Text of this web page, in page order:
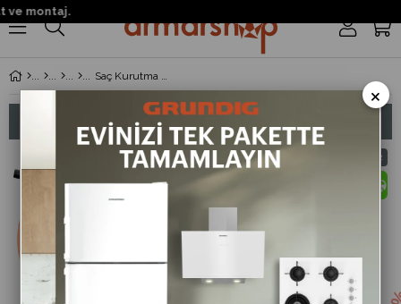
Saç Kurutma Makinesi
Sıralama
%17
%32
İndirim
montaj.
×